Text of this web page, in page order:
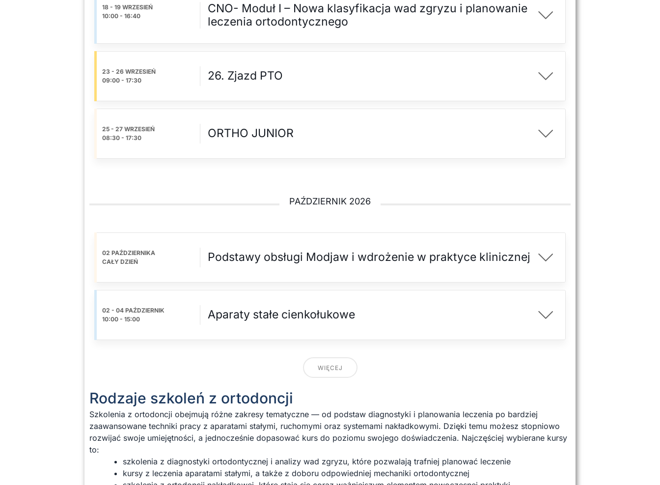
18 - 19 WRZESIEŃ
10:00 - 16:40
CNO- Moduł I – Nowa klasyfikacja wad zgryzu i planowanie
leczenia ortodontycznego
23 - 26 WRZESIEŃ
09:00 - 17:30 26. Zjazd PTO
25 - 27 WRZESIEŃ
08:30 - 17:30 ORTHO JUNIOR
PAŹDZIERNIK 2026
02 PAŹDZIERNIKA
CAŁY DZIEŃ
Podstawy obsługi Modjaw i wdrożenie w praktyce klinicznej
02 - 04 PAŹDZIERNIK
10:00 - 15:00 Aparaty stałe cienkołukowe
WIĘCEJ
Rodzaje szkoleń z ortodoncji
Szkolenia z ortodoncji obejmują różne zakresy tematyczne — od podstaw diagnostyki i planowania leczenia po bardziej
zaawansowane techniki pracy z aparatami stałymi, ruchomymi oraz systemami nakładkowymi. Dzięki temu możesz stopniowo
rozwijać swoje umiejętności, a jednocześnie dopasować kurs do poziomu swojego doświadczenia. Najczęściej wybierane kursy
to:
szkolenia z diagnostyki ortodontycznej i analizy wad zgryzu, które pozwalają trafniej planować leczenie
kursy z leczenia aparatami stałymi, a także z doboru odpowiedniej mechaniki ortodontycznej